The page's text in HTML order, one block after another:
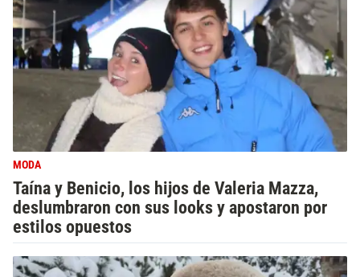
MODA
Taína y Benicio, los hijos de Valeria Mazza,
deslumbraron con sus looks y apostaron por
estilos opuestos